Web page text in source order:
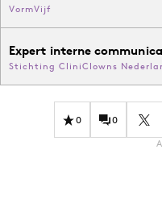
VormVijf
Expert interne
Stichting CliniClowns
0 0